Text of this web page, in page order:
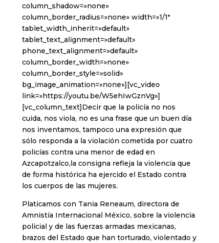
column_shadow=»none»
column_border_radius=»none» width=»1/1″
tablet_width_inherit=»default»
tablet_text_alignment=»default»
phone_text_alignment=»default»
column_border_width=»none»
column_border_style=»solid»
bg_image_animation=»none»][vc_video
link=»https://youtu.be/W5ehIwGznVg»]
[vc_column_text]Decir que la policía no nos
cuida, nos viola, no es una frase que un buen día
nos inventamos, tampoco una expresión que
sólo responda a la violación cometida por cuatro
policías contra una menor de edad en
Azcapotzalco,la consigna refleja la violencia que
de forma histórica ha ejercido el Estado contra
los cuerpos de las mujeres.
Platicamos con Tania Reneaum, directora de
Amnistía Internacional México, sobre la violencia
policial y de las fuerzas armadas mexicanas,
brazos del Estado que han torturado, violentado y